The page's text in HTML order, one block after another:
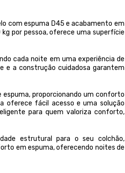
com espuma D45 e acabamento em
por pessoa, oferece uma superfície
cada noite em uma experiência de
e a construção cuidadosa garantem
espuma, proporcionando um conforto
oferece fácil acesso e uma solução
para quem valoriza conforto,
estrutural para o seu colchão,
em espuma, oferecendo noites de